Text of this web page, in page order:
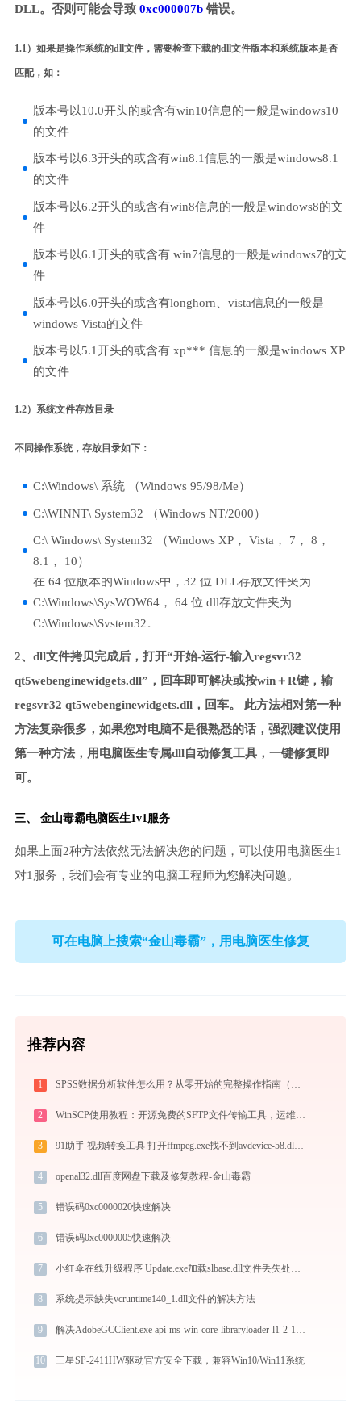
DLL。否则可能会导致 0xc000007b错误。
1.1）如果是操作系统的dll文件，需要检查下载的dll文件版本和系统版本是否
匹配，如：
版本号以10.0开头的或含有win10信息的一般是windows10
的文件
版本号以6.3开头的或含有win8.1信息的一般是windows8.1
的文件
版本号以6.2开头的或含有win8信息的一般是windows8的文
件
版本号以6.1开头的或含有 win7信息的一般是windows7的文
件
版本号以6.0开头的或含有longhorn、vista信息的一般是
windows Vista的文件
版本号以5.1开头的或含有 xp*** 信息的一般是windows XP
的文件
1.2）系统文件存放目录
不同操作系统，存放目录如下：
C:\Windows\ 系统 （Windows 95/98/Me）
C:\WINNT\ System32 （Windows NT/2000）
C:\ Windows\ System32 （Windows XP， Vista， 7， 8，
8.1， 10）
在 64 位版本的Windows中，32 位 DLL存放文件夹为
C:\Windows\SysWOW64， 64 位 dll存放文件夹为
C:\Windows\System32。
2、dll文件拷贝完成后，打开“开始-运行-输入regsvr32
qt5webenginewidgets.dll”，回车即可解决或按win＋R键，输
regsvr32 qt5webenginewidgets.dll，回车。 此方法相对第一种
方法复杂很多，如果您对电脑不是很熟悉的话，强烈建议使用
第一种方法，用电脑医生专属dll自动修复工具，一键修复即
可。
三、 金山毒霸电脑医生1v1服务
如果上面2种方法依然无法解决您的问题，可以使用电脑医生1
对1服务，我们会有专业的电脑工程师为您解决问题。
可在电脑上搜索“金山毒霸”，用电脑医生修复
推荐内容
1 SPSS数据分析软件怎么用？从零开始的完整操作指南（附实战案例）
2 WinSCP使用教程：开源免费的SFTP文件传输工具，运维必备远程管理利器
3 91助手 视频转换工具 打开ffmpeg.exe找不到avdevice-58.dll怎么办
4 openal32.dll百度网盘下载及修复教程-金山毒霸
5 错误码0xc0000020快速解决
6 错误码0xc0000005快速解决
7 小红伞在线升级程序 Update.exe加载slbase.dll文件丢失处理办法
8 系统提示缺失vcruntime140_1.dll文件的解决方法
9 解决AdobeGCClient.exe api-ms-win-core-libraryloader-l1-2-1.dll丢失问题的终极指南
10 三星SP-2411HW驱动官方安全下载，兼容Win10/Win11系统